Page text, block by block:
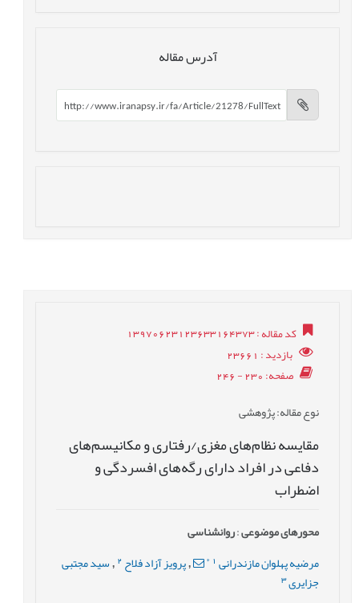
آدرس مقاله
کد مقاله: 13970623123633164373
بازدید: 23661
صفحه: 230 - 246
نوع مقاله: پژوهشی
مقایسه نظام‌های مغزی/رفتاری و مکانیسم‌های
دفاعی در افراد دارای رگه‌های افسردگی و
اضطراب
محورهای موضوعی:روانشناسی
مرضیه پهلوان مازندرانی *
,پرویز آزاد فلاح2
, سید مجتبی
جزایری 3